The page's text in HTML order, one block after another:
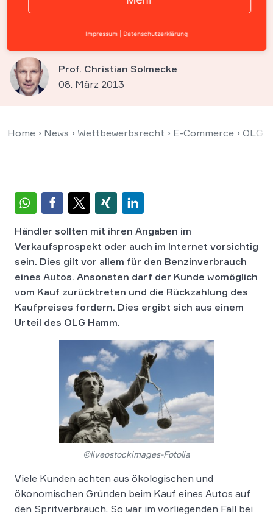
berechtigt Käufer zum
Prof. Christian Solmecke
08. März 2013
Home › News › Wettbewerbsrecht › E-Commerce › OLG
Händler sollten mit ihren Angaben im
Verkaufsprospekt oder auch im Internet vorsichtig
sein. Dies gilt vor allem für den Benzinverbrauch
eines Autos. Ansonsten darf der Kunde womöglich
vom Kauf zurücktreten und die Rückzahlung des
Kaufpreises fordern. Dies ergibt sich aus einem
Urteil des OLG Hamm.
©liveostockimages-Fotolia
Viele Kunden achten aus ökologischen und
ökonomischen Gründen beim Kauf eines Autos auf
den Spritverbrauch. So war im vorliegenden Fall bei
Impressum Datenschutzerklärung